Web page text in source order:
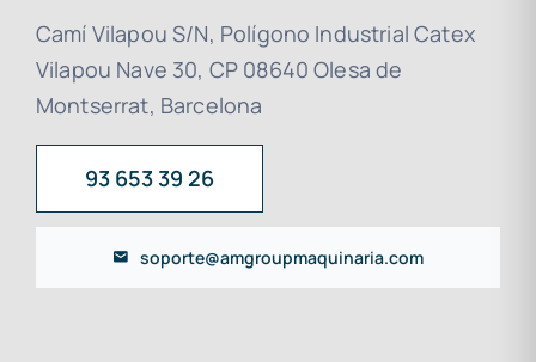
Camí Vilapou S/N, Polígono Industrial Catex
Vilapou Nave 30, CP 08640 Olesa de
Montserrat, Barcelona
93 653 39 26
soporte@amgroupmaquinaria.com